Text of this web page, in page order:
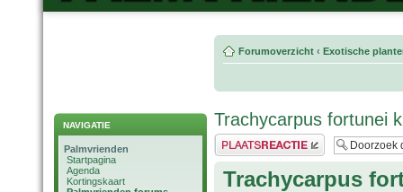
NAVIGATIE
Palmvrienden
Startpagina
Agenda
Kortingskaart
Forumoverzicht ‹ Exotische
Trachycarpus fortunei
Plaats een reactie
Trachycarpus